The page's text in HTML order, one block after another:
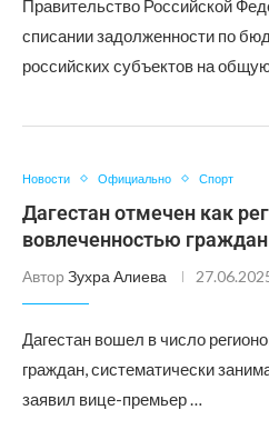
Правительство Российской
списании задолженности по
российских субъектов на
Новости Официально Спорт
Дагестан отмечен как
вовлеченностью граждан
Автор Зухра Алиева
Дагестан вошел в число
граждан, систематически
заявил вице-премьер …